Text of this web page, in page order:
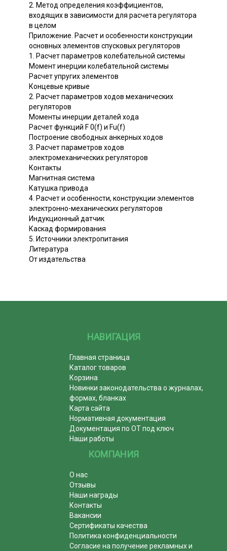
2. Метод определения коэффициентов,
входящих в зависимости для расчета регулятора
в целом
Приложение. Расчет и особенности конструкции
основных элементов спусковых регуляторов
1. Расчет параметров колебательной системы
Момент инерции колебательной системы
Расчет упругих элементов
Концевые кривые
2. Расчет параметров ходов механических
регуляторов
Моменты инерции деталей хода
Расчет функций F 0(f) и Fu(f)
Построение свободных анкерных ходов
3. Расчет параметров ходов
электромеханических регуляторов
Контакты
Магнитная система
Катушка привода
4. Расчет и особенности, конструкции элементов
электронно-механических регуляторов
Индукционный датчик
Каскад формирования
5. Источники электропитания
Литература
От издательства
НАВИГАЦИЯ
Главная страница
Каталог товаров
Корзина
Новинки законодательства о журналах,
формах, бланках
Карта сайта
Нормативная документация
Документация по ОТ под ключ
Наши работы
КОМПАНИЯ
О нас
Отзывы
Наши награды
Контакты
Вакансии
Сертификаты качества
Политика конфиденциальности
Согласие на получение рекламных и